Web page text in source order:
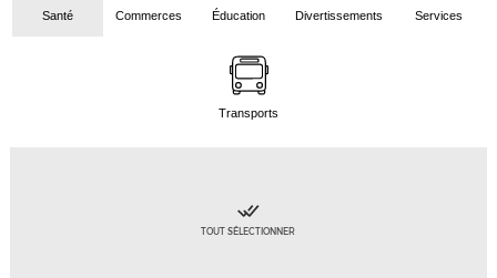
Santé Commerces Éducation Divertissements Services
Transports
TOUT SÉLECTIONNER